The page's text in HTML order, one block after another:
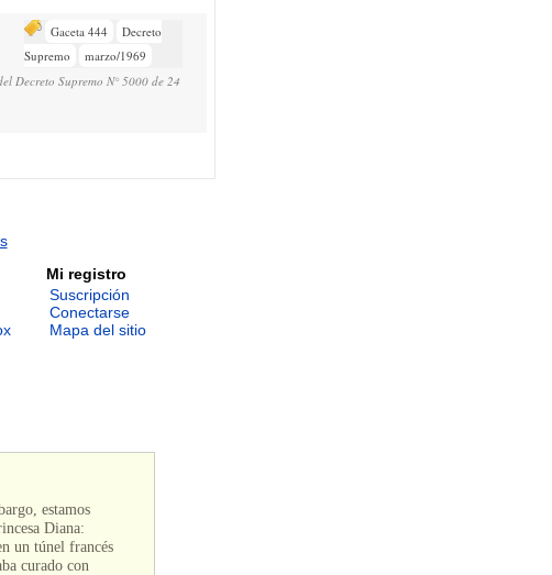
Gaceta 444
Decreto
Supremo
marzo/1969
Decreto Supremo N° 5000 de 24
Mi registro
Suscripción
Conectarse
Mapa del sitio
estamos
Diana:
un túnel francés
curado con